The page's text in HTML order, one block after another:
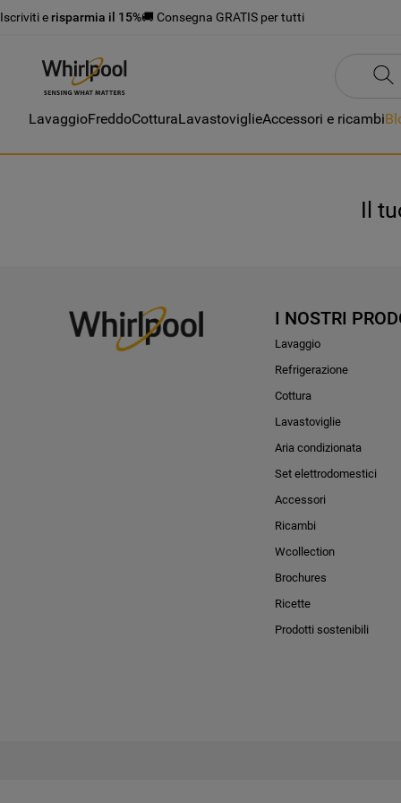
Iscriviti e risparmia il 15%🚚 Consegna GRATIS per tutti
LavaggioFreddoCotturaLavastoviglieAccessori e ricambi
Il
I NOSTRI
Lavaggio
Refrigerazione
Cottura
Lavastoviglie
Aria condizionata
Set elettrodomestici
Accessori
Ricambi
Wcollection
Brochures
Ricette
Prodotti sostenibili